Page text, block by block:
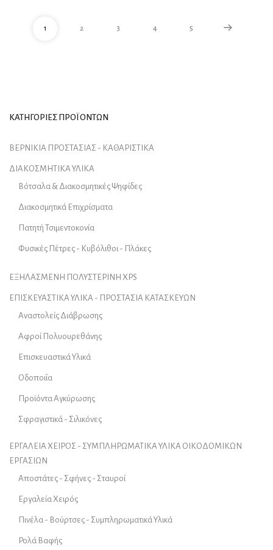
1 2 3 4 5
ΚΑΤΗΓΟΡΙΕΣ ΠΡΟΪΟΝΤΩΝ
ΒΕΡΝΙΚΙΑ ΠΡΟΣΤΑΣΙΑΣ - ΚΑΘΑΡΙΣΤΙΚΑ
ΔΙΑΚΟΣΜΗΤΙΚΑ ΥΛΙΚΑ
Βότσαλα & Διακοσμητικές Ψηφίδες
Διακοσμητικά Επιχρίσματα
Πατητή Τσιμεντοκονία
Φυσικές Πέτρες - Κυβόλιθοι - Πλάκες
ΕΞΗΛΑΣΜΕΝΗ ΠΟΛΥΣΤΕΡΙΝΗ XPS
ΕΠΙΣΚΕΥΑΣΤΙΚΑ ΥΛΙΚΑ - ΠΡΟΣΤΑΣΙΑ ΚΑΤΑΣΚΕΥΩΝ
Αναστολείς Διάβρωσης
Αφροί Πολυουρεθάνης
Επισκευαστικά Υλικά
Οδοποιΐα
Προϊόντα Αγκύρωσης
Σφραγιστικά - Σιλικόνες
ΕΡΓΑΛΕΙΑ ΧΕΙΡΟΣ - ΣΥΜΠΛΗΡΩΜΑΤΙΚΑ ΥΛΙΚΑ ΟΙΚΟΔΟΜΙΚΩΝ
ΕΡΓΑΣΙΩΝ
Αποστάτες - Σφήνες - Σταυροί
Εργαλεία Χειρός
Πινέλα - Βούρτσες - Συμπληρωματικά Υλικά
Ρολά Βαφής